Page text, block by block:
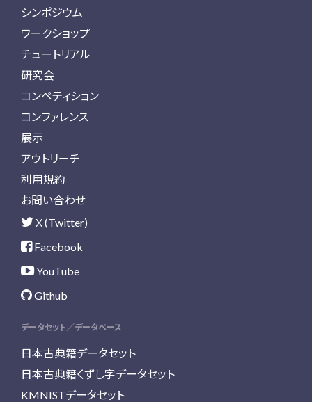
シンポジウム
ワークショップ
チュートリアル
研究会
コンペティション
コンファレンス
展示
アウトリーチ
利用規約
お問い合わせ
X (Twitter)
Facebook
YouTube
Github
データセット／データベース
日本古典籍データセット
日本古典籍くずし字データセット
KMNISTデータセット